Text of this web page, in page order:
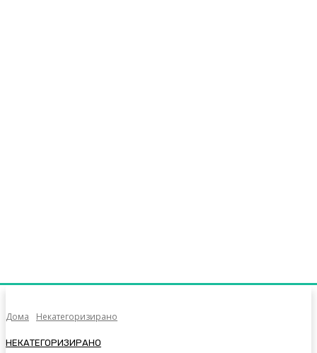
Дома Некатегоризирано
НЕКАТЕГОРИЗИРАНО